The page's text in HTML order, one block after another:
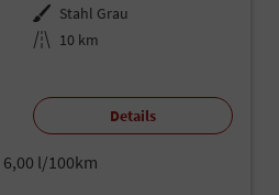
Außenfarbe Stahl Grau
Kilometerstand 10 km
Details
6,00 l/100km